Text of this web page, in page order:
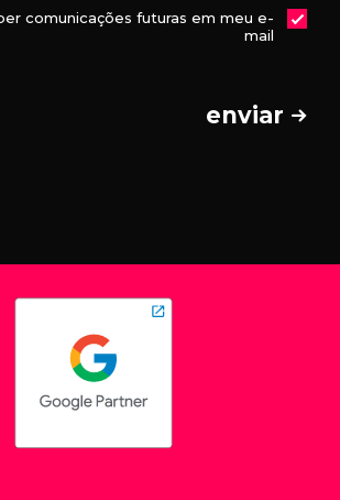
comunicações futuras em meu e-
mail
enviar